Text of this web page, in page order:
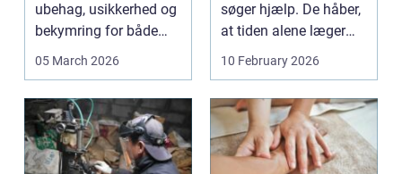
ubehag, usikkerhed og
bekymring for både
smerter og pris.
05 March 2026
søger hjælp. De håber,
at tiden alene læger
sårene, at tr...
10 February 2026